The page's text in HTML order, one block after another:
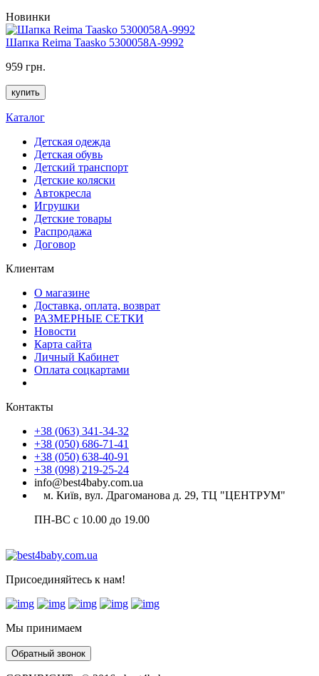
Новинки
Шапка Reima Taasko 5300058A-9992
959 грн.
купить
Каталог
Детская одежда
Детская обувь
Детский транспорт
Детские коляски
Автокресла
Игрушки
Детские товары
Распродажа
Договор
Клиентам
О магазине
Доставка, оплата, возврат
РАЗМЕРНЫЕ СЕТКИ
Новости
Карта сайта
Личный Кабинет
Оплата соцкартами
Контакты
+38 (063) 341-34-32
+38 (050) 686-71-41
+38 (050) 638-40-91
+38 (098) 219-25-24
info@best4baby.com.ua
м. Київ, вул. Драгоманова д. 29, ТЦ "ЦЕНТРУМ"
ПН-ВС с 10.00 до 19.00
Присоединяйтесь к нам!
Мы принимаем
Обратный звонок